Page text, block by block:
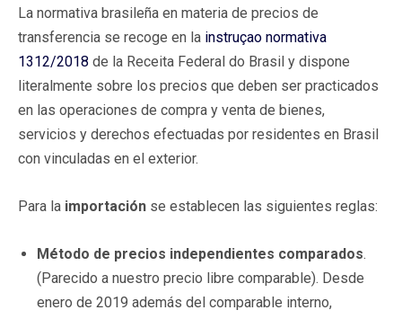
La normativa brasileña en materia de precios de
transferencia se recoge en la instruçao normativa
1312/2018 de la Receita Federal do Brasil y dispone
literalmente sobre los precios que deben ser practicados
en las operaciones de compra y venta de bienes,
servicios y derechos efectuadas por residentes en Brasil
con vinculadas en el exterior.
Para la importación se establecen las siguientes reglas:
Método de precios independientes comparados.
(Parecido a nuestro precio libre comparable). Desde
enero de 2019 además del comparable interno,